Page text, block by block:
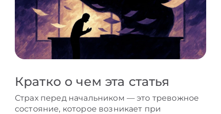
Кратко о чем эта статья
Страх перед начальником — это тревожное
состояние, которое возникает при